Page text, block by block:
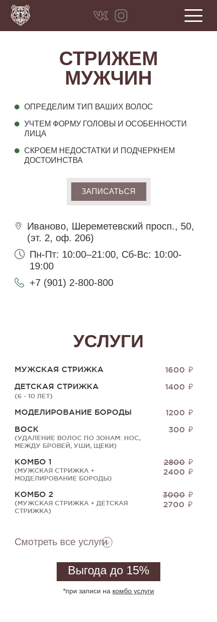
СТРИЖЕМ
МУЖЧИН
ОПРЕДЕЛИМ ТИП ВАШИХ ВОЛОС
УЧТЕМ ФОРМУ ГОЛОВЫ И ОСОБЕННОСТИ
ЛИЦА
СКРОЕМ НЕДОСТАТКИ И ПОДЧЕРКНЕМ
ДОСТОИНСТВА
ЗАПИСАТЬСЯ
Иваново, Шереметевский просп., 50,
(эт. 2, оф. 206)
Пн-Пт: 10:00–21:00, Cб-Вс: 10:00-
19:00
+7 (901) 2-800-800
УСЛУГИ
МУЖСКАЯ СТРИЖКА
1600
ДЕТСКАЯ СТРИЖКА
(6 - 10 ЛЕТ)
1400
МОДЕЛИРОВАНИЕ БОРОДЫ
1200
ВОСК
(УДАЛЕНИЕ ВОЛОС ПО ЗОНАМ: НОС,
МЕЖДУ БРОВЕЙ, УШИ, ЩЕКИ)
300
КОМБО 1
(МУЖСКАЯ СТРИЖКА +
МОДЕЛИРОВАНИЕ БОРОДЫ)
2800
2400
КОМБО 2
(МУЖСКАЯ СТРИЖКА + ДЕТСКАЯ
СТРИЖКА)
3000
2700
Смотреть все услуги
Выгода до 15%
*при записи на комбо услуги